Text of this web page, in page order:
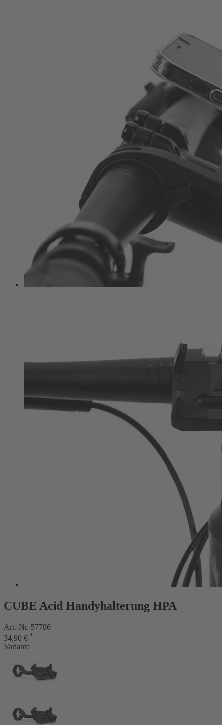
CUBE Acid Handyhalterung HPA
Art.-Nr. 57786
34,90 € *
Variante